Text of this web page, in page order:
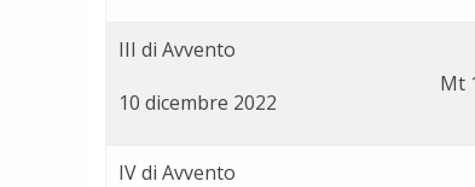
III di Avvento
10 dicembre 2022
Mt
IV di Avvento